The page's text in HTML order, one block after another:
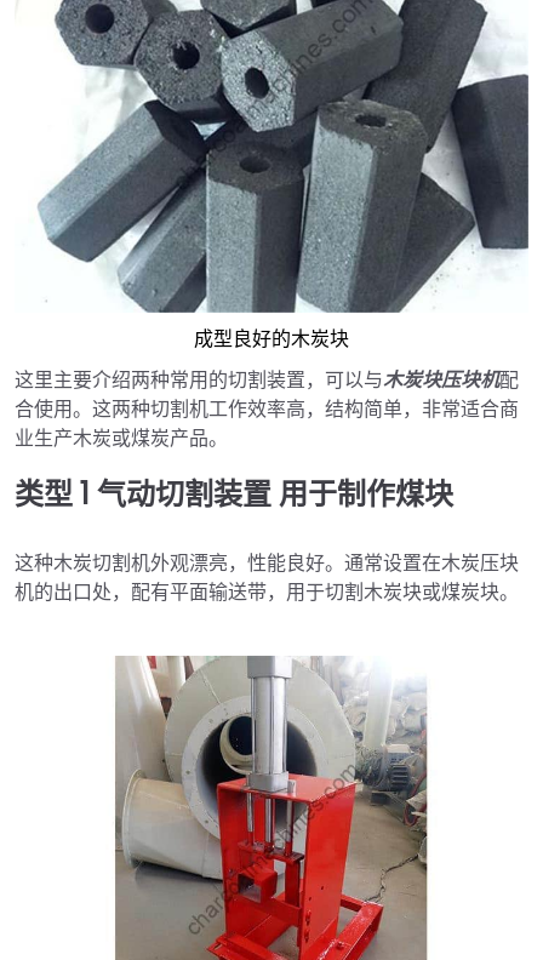
成型良好的木炭块
这里主要介绍两种常用的切割装置，可以与木炭块压块机配
合使用。这两种切割机工作效率高，结构简单，非常适合商
业生产木炭或煤炭产品。
类型 1 气动切割装置用于制作煤块
这种木炭切割机外观漂亮，性能良好。通常设置在木炭压块
机的出口处，配有平面输送带，用于切割木炭块或煤炭块。